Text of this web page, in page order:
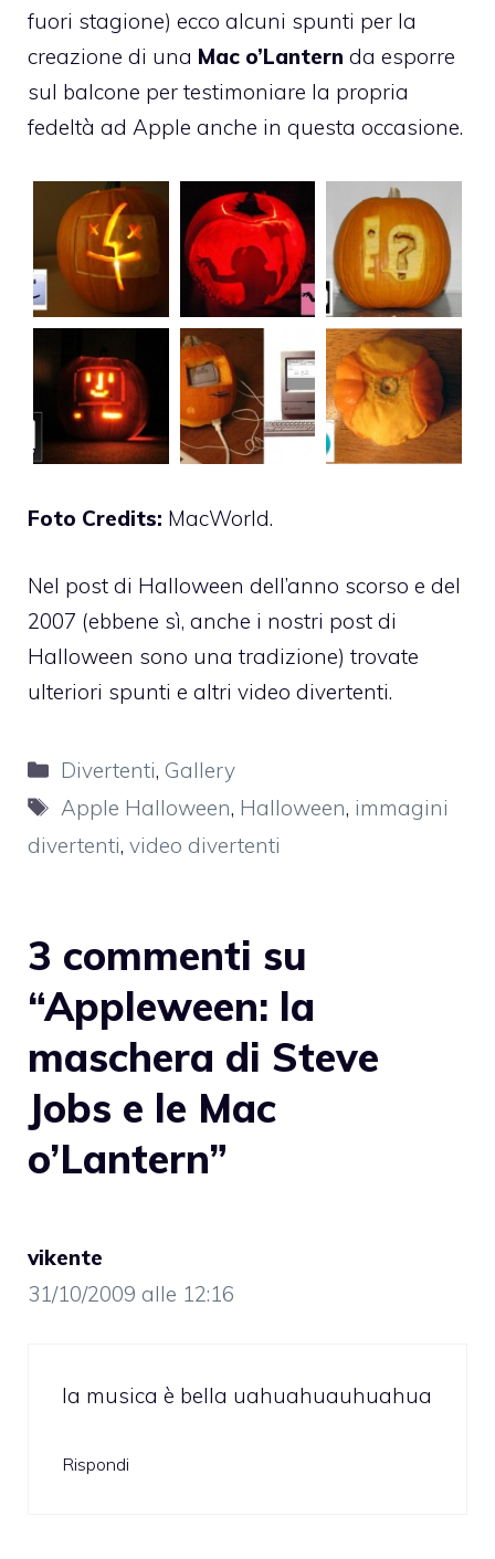
fuori stagione) ecco alcuni spunti per la
creazione di una Mac o’Lantern da esporre
sul balcone per testimoniare la propria
fedeltà ad Apple anche in questa occasione.
Foto Credits: MacWorld.
Nel post di Halloween dell’anno scorso e del
2007 (ebbene sì, anche i nostri post di
Halloween sono una tradizione) trovate
ulteriori spunti e altri video divertenti.
Categorie
Divertenti, Gallery
Tag
Apple Halloween, Halloween, immagini
divertenti, video divertenti
3 commenti su
“Appleween: la
maschera di Steve
Jobs e le Mac
o’Lantern”
vikente
31/10/2009 alle 12:16
la musica è bella uahuahuauhuahua
Rispondi